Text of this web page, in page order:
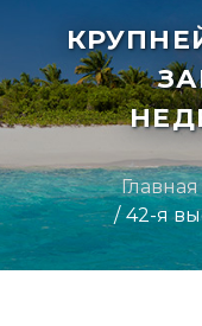
Главная
42-я